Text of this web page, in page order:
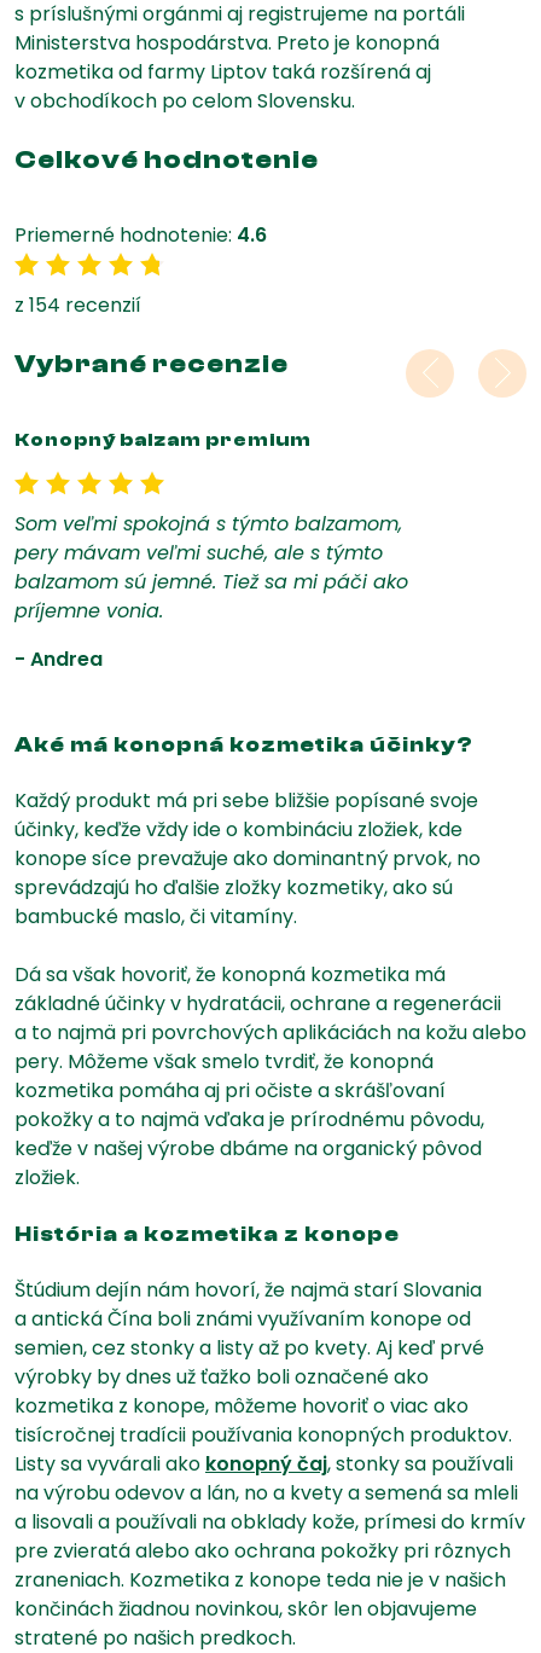
s príslušnými orgánmi aj registrujeme na portáli
Ministerstva hospodárstva. Preto je konopná
kozmetika od farmy Liptov taká rozšírená aj
v obchodíkoch po celom Slovensku.
Celkové hodnotenie
Priemerné hodnotenie: 4.6
z 154 recenzií
Vybrané recenzie
Konopný balzam premium
Som veľmi spokojná s týmto balzamom,
pery mávam veľmi suché, ale s týmto
balzamom sú jemné. Tiež sa mi páči ako
príjemne vonia.
- Andrea
Aké má konopná kozmetika účinky?
Každý produkt má pri sebe bližšie popísané svoje
účinky, keďže vždy ide o kombináciu zložiek, kde
konope síce prevažuje ako dominantný prvok, no
sprevádzajú ho ďalšie zložky kozmetiky, ako sú
bambucké maslo, či vitamíny.
Dá sa však hovoriť, že konopná kozmetika má
základné účinky v hydratácii, ochrane a regenerácii
a to najmä pri povrchových aplikáciách na kožu alebo
pery. Môžeme však smelo tvrdiť, že konopná
kozmetika pomáha aj pri očiste a skrášľovaní
pokožky a to najmä vďaka je prírodnému pôvodu,
keďže v našej výrobe dbáme na organický pôvod
zložiek.
História a kozmetika z konope
Štúdium dejín nám hovorí, že najmä starí Slovania
a antická Čína boli známi využívaním konope od
semien, cez stonky a listy až po kvety. Aj keď prvé
výrobky by dnes už ťažko boli označené ako
kozmetika z konope, môžeme hovoriť o viac ako
tisícročnej tradícii používania konopných produktov.
Listy sa vyvárali ako konopný čaj, stonky sa používali
na výrobu odevov a lán, no a kvety a semená sa mleli
a lisovali a používali na obklady kože, prímesi do krmív
pre zvieratá alebo ako ochrana pokožky pri rôznych
zraneniach. Kozmetika z konope teda nie je v našich
končinách žiadnou novinkou, skôr len objavujeme
stratené po našich predkoch.